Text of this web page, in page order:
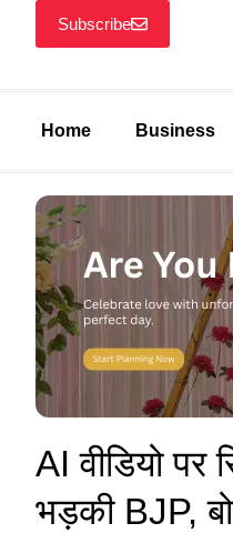
Subscribe
Home Business
AI वीडियो पर
भड़की BJP,